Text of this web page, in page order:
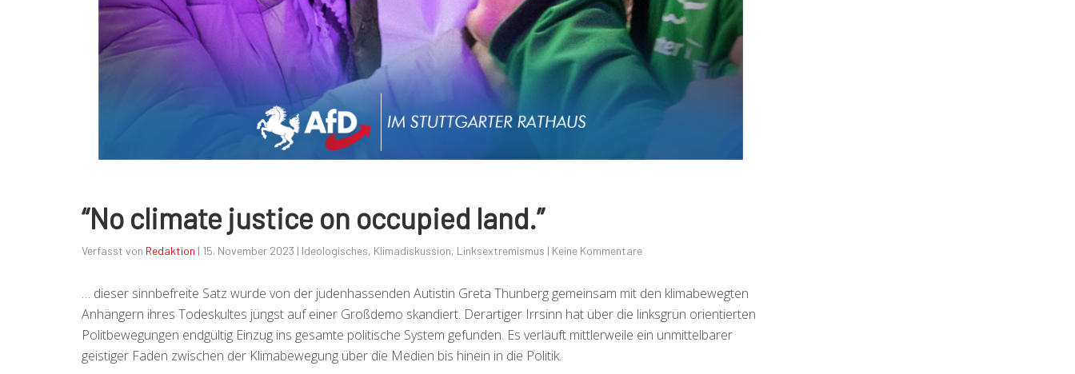
“No climate justice on occupied land.”
Verfasst von Redaktion | 15. November 2023 | Ideologisches, Klimadiskussion, Linksextremismus | Keine Kommentare
… dieser sinnbefreite Satz wurde von der judenhassenden Autistin Greta Thunberg gemeinsam mit den klimabewegten
Anhängern ihres Todeskultes jüngst auf einer Großdemo skandiert. Derartiger Irrsinn hat über die linksgrün orientierten
Politbewegungen endgültig Einzug ins gesamte politische System gefunden. Es verläuft mittlerweile ein unmittelbarer
geistiger Faden zwischen der Klimabewegung über die Medien bis hinein in die Politik.